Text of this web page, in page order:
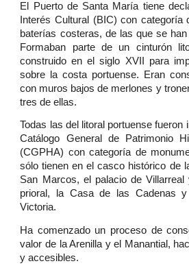
El Puerto de Santa María tiene
Interés Cultural (BIC) con categoría
baterías costeras, de las que se
Formaban parte de un cinturón
construido en el siglo XVII para
sobre la costa portuense. Eran
con muros bajos de merlones y
tres de ellas.
Todas las del litoral portuense fueron
Catálogo General de Patrimonio
(CGPHA) con categoría de
sólo tienen en el casco histórico de
San Marcos, el palacio de Villarreal
prioral, la Casa de las Cadenas
Victoria.
Ha comenzado un proceso de
valor de la Arenilla y el Manantial,
y accesibles.